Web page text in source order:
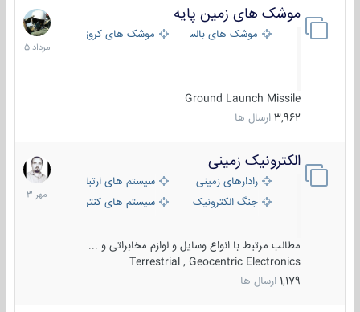
موشک های زمین پایه
موشک های بالستیک موشک های کروز
Ground Launch Missile
3,962 ارسال ها
2
مرداد
1405
الکترونیک زمینی
رادارهای زمینی
سیستم های ارتباطی و جمع آوری
جنگ الکترونیک
سیستم های کنترل آتش و تجهیزات
مطالب مرتبط با انواع وسایل و لوازم مخابراتی و ...
Terrestrial , Geocentric Electronics
1,179 ارسال ها
1
مهر
1403